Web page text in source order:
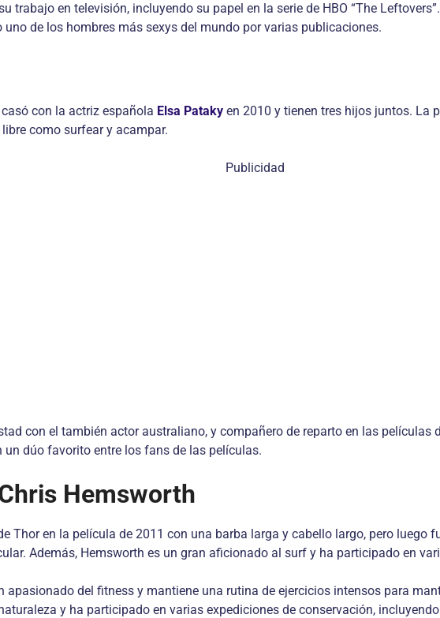
trabajo en televisión, incluyendo su papel en la serie de HBO “The
de los hombres más sexys del mundo por varias publicaciones.
con la actriz española Elsa Pataky en 2010 y tienen tres hijos juntos. La
como surfear y acampar.
Publicidad
con el también actor australiano, y compañero de reparto en las películas
dúo favorito entre los fans de las películas.
Hemsworth
Thor en la película de 2011 con una barba larga y cabello largo, pero luego
Además, Hemsworth es un gran aficionado al surf y ha participado en
apasionado del fitness y mantiene una rutina de ejercicios intensos para
y ha participado en varias expediciones de conservación,